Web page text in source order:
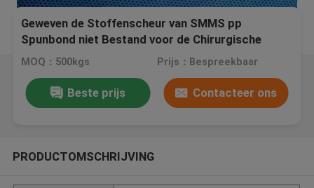
Geweven de Stoffenscheur van SMMS pp
Spunbond niet Bestand voor de Chirurgische
Lagen van het Toga'slaboratorium
MOQ：500kgs Prijs：Bespreekbaar
Beste prijs Contacteer ons
PRODUCTOMSCHRIJVING